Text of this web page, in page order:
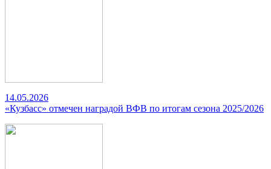
14.05.2026
«Кузбасс» отмечен наградой ВФВ по итогам сезона 2025/2026